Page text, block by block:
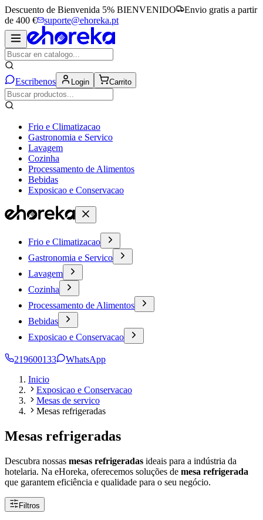
Descuento de Bienvenida 5% BIENVENIDO
Envio gratis a partir
de 400 €
suporte@ehoreka.pt
Escribenos Login Carrito
Frio e Climatizacao
Gastronomia e Servico
Lavagem
Cozinha
Processamento de Alimentos
Bebidas
Exposicao e Conservacao
Frio e Climatizacao
Gastronomia e Servico
Lavagem
Cozinha
Processamento de Alimentos
Bebidas
Exposicao e Conservacao
219600133
WhatsApp
Inicio
Exposicao e Conservacao
Mesas de servico
Mesas refrigeradas
Mesas refrigeradas
Descubra nossas mesas refrigeradas ideais para a indústria da
hotelaria. Na eHoreka, oferecemos soluções de mesa refrigerada
que garantem eficiência e qualidade para o seu negócio.
Filtros